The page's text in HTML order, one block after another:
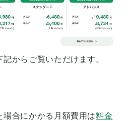
からご覧いただけます。
場合にかかる月額費用は料金